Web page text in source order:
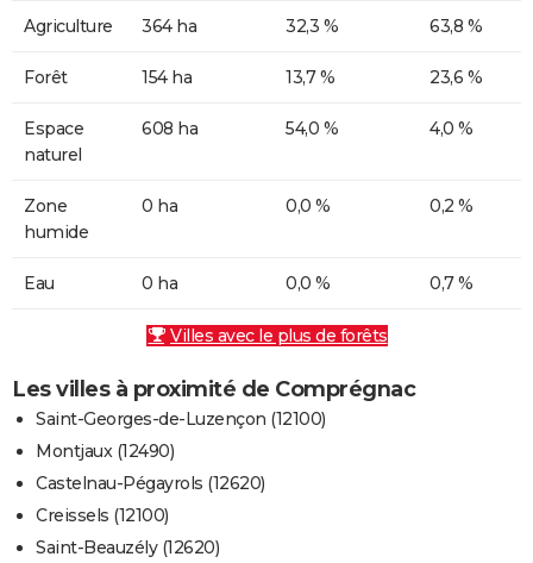
Agriculture 364 ha 32,3 % 63,8 %
Forêt 154 ha 13,7 % 23,6 %
Espace
naturel
608 ha 54,0 % 4,0 %
Zone
humide
0 ha 0,0 % 0,2 %
Eau 0 ha 0,0 % 0,7 %
Villes avec le plus de forêts
Les villes à proximité de Comprégnac
Saint-Georges-de-Luzençon (12100)
Montjaux (12490)
Castelnau-Pégayrols (12620)
Creissels (12100)
Saint-Beauzély (12620)